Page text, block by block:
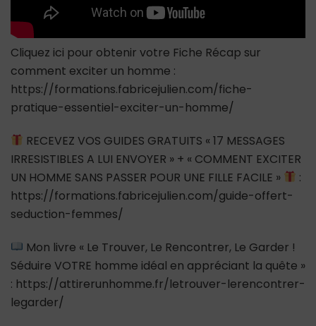
Cliquez ici pour obtenir votre Fiche Récap sur
comment exciter un homme :
https://formations.fabricejulien.com/fiche-
pratique-essentiel-exciter-un-homme/
RECEVEZ VOS GUIDES GRATUITS « 17 MESSAGES
IRRESISTIBLES A LUI ENVOYER » + « COMMENT EXCITER
UN HOMME SANS PASSER POUR UNE FILLE FACILE »
:
https://formations.fabricejulien.com/guide-offert-
seduction-femmes/
Mon livre « Le Trouver, Le Rencontrer, Le Garder !
Séduire VOTRE homme idéal en appréciant la quête »
: https://attirerunhomme.fr/letrouver-lerencontrer-
legarder/